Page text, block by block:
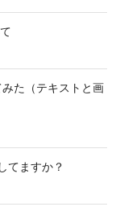
た（テキストと画
てますか？